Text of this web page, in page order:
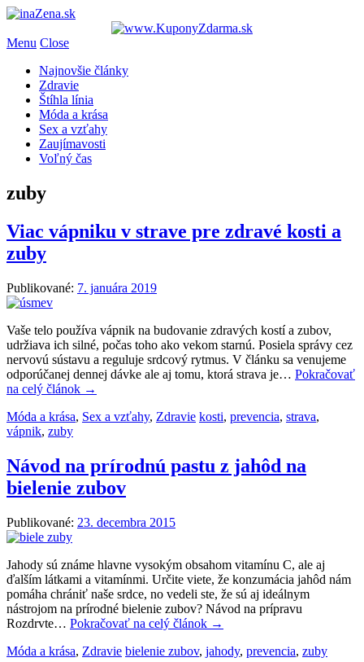
Menu Close
Najnovšie články
Zdravie
Štíhla línia
Móda a krása
Sex a vzťahy
Zaujímavosti
Voľný čas
zuby
Viac vápniku v strave pre zdravé kosti a
zuby
Publikované: 7. januára 2019
Vaše telo používa vápnik na budovanie zdravých kostí a zubov,
udržiava ich silné, počas toho ako vekom starnú. Posiela správy cez
nervovú sústavu a reguluje srdcový rytmus. V článku sa venujeme
odporúčanej dennej dávke ale aj tomu, ktorá strava je… Pokračovať
na celý článok →
Móda a krása, Sex a vzťahy, Zdravie kosti, prevencia, strava,
vápnik, zuby
Návod na prírodnú pastu z jahôd na
bielenie zubov
Publikované: 23. decembra 2015
Jahody sú známe hlavne vysokým obsahom vitamínu C, ale aj
ďalším látkami a vitamínmi. Určite viete, že konzumácia jahôd nám
pomáha chrániť naše srdce, no vedeli ste, že sú aj ideálnym
nástrojom na prírodné bielenie zubov? Návod na prípravu
Rozdrvte… Pokračovať na celý článok →
Móda a krása, Zdravie bielenie zubov, jahody, prevencia, zuby